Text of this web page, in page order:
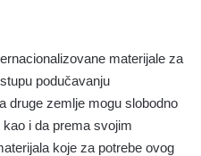
materijale za
podučavanju
druge zemlje mogu slobodno
i da prema svojim
koje za potrebe ovog